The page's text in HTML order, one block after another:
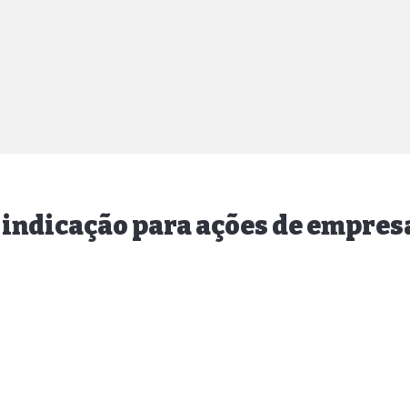
para ações de